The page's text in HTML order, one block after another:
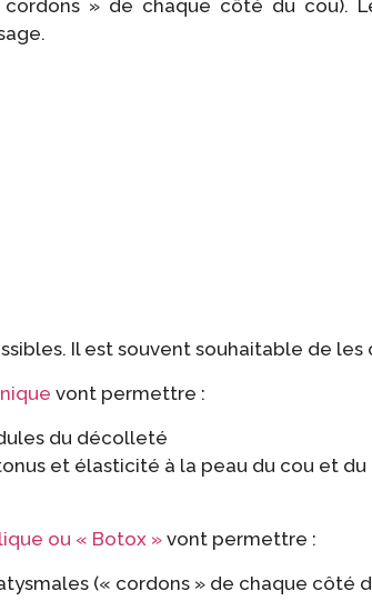
cordons » de chaque côté du cou).
Il est souvent souhaitable de
vont permettre :
du décolleté
et élasticité à la peau du cou et
ou « Botox »vont permettre :
(« cordons » de chaque côté